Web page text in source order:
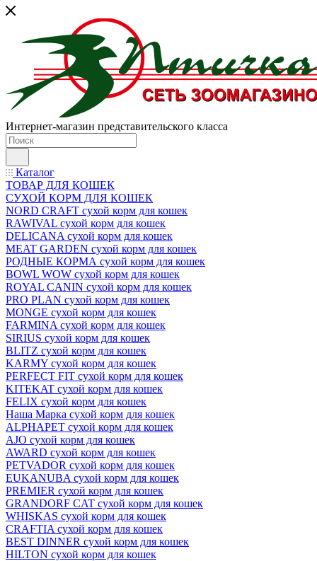
Интернет-магазин представительского класса
Каталог
ТОВАР ДЛЯ КОШЕК
СУХОЙ КОРМ ДЛЯ КОШЕК
NORD CRAFT сухой корм для кошек
RAWIVAL сухой корм для кошек
DELICANA сухой корм для кошек
MEAT GARDEN сухой корм для кошек
РОДНЫЕ КОРМА сухой корм для кошек
BOWL WOW сухой корм для кошек
ROYAL CANIN сухой корм для кошек
PRO PLAN сухой корм для кошек
MONGE сухой корм для кошек
FARMINA сухой корм для кошек
SIRIUS сухой корм для кошек
BLITZ сухой корм для кошек
KARMY сухой корм для кошек
PERFECT FIT сухой корм для кошек
KITEKAT сухой корм для кошек
FELIX сухой корм для кошек
Наша Марка сухой корм для кошек
ALPHAPET сухой корм для кошек
AJO сухой корм для кошек
AWARD сухой корм для кошек
PETVADOR сухой корм для кошек
EUKANUBA сухой корм для кошек
PREMIER сухой корм для кошек
GRANDORF CAT сухой корм для кошек
WHISKAS сухой корм для кошек
CRAFTIA сухой корм для кошек
BEST DINNER сухой корм для кошек
HILTON сухой корм для кошек